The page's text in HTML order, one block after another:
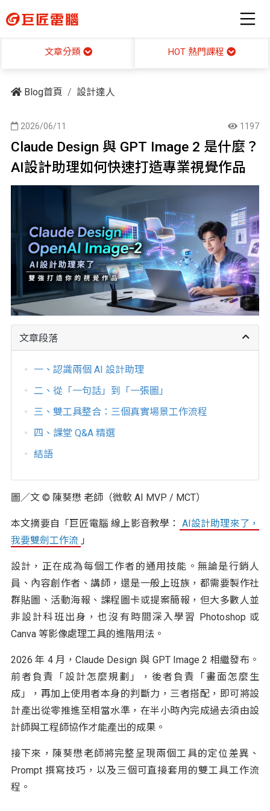
文章分類 HOT 熱門課程
Blog首頁 設計達人
2026/06/11 1197
Claude Design 與 GPT Image 2 是什麼？
AI設計助理如何快速打造專業視覺作品
文章段落
一、認識兩個 AI 設計助理
二、從「一句話」到「一張圖」
三、雙工具整合：三個真實場景工作流程
四、課堂 Q&A 精選
結語
圖／文 © 陳葵懋 老師（微軟 AI MVP / MCT）
本文摘要自「巨匠電腦 線上影音教學： AI設計助理來了，
我要雙劍工作流 」
設計，正在成為每個工作者的通用技能。無論是行銷人
員、內容創作者、講師，還是一般上班族，都需要製作社
群貼圖、活動海報、課程圖卡或提案簡報，但大多數人並
非設計科班出身，也沒有時間深入學習 Photoshop 或
Canva 等影像處理工具的進階用法。
2026 年 4 月，Claude Design 與 GPT Image 2 相繼發布。
前者負責「設計怎麼規劃」，後者負責「畫面怎麼生
成」，再加上使用者本身的判斷力，三者搭配，即可將設
計產出從零推進至相當水準，在半小時內完成過去須由設
計師與工程師協作才能產出的成果。
接下來，陳葵懋老師將完整呈現兩個工具的定位差異、
Prompt 撰寫技巧，以及三個可直接套用的雙工具工作流
程。